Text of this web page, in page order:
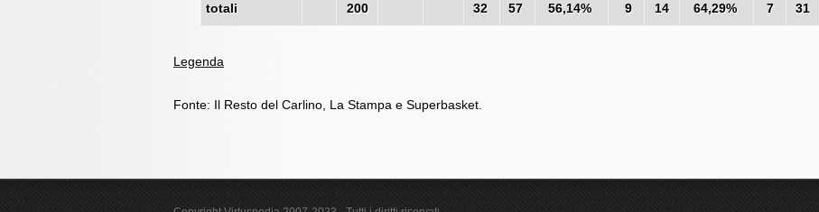
totali 200 32 57 56,14% 9 14 64,29% 7 31
Legenda
Fonte: Il Resto del Carlino, La Stampa e Superbasket.